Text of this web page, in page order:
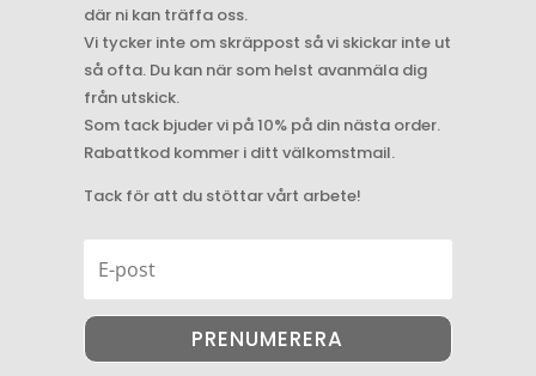
där ni kan träffa oss.
Vi tycker inte om skräppost så vi skickar inte ut
så ofta. Du kan när som helst avanmäla dig
från utskick.
Som tack bjuder vi på 10% på din nästa order.
Rabattkod kommer i ditt välkomstmail.
Tack för att du stöttar vårt arbete!
PRENUMERERA